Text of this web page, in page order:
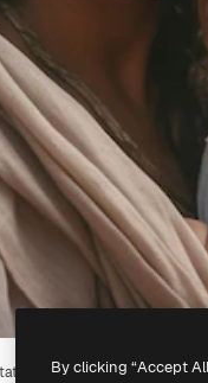
generata con l' IA. Creane
By clicking “Accept